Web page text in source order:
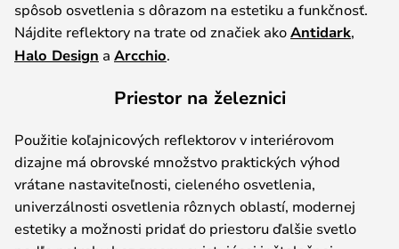
spôsob osvetlenia s dôrazom na estetiku a funkčnosť.
Nájdite reflektory na trate od značiek akoAntidark,
Halo Design a Arcchio.
Priestor na železnici
Použitie koľajnicových reflektorov v interiérovom
dizajne má obrovské množstvo praktických výhod
vrátane nastaviteľnosti, cieleného osvetlenia,
univerzálnosti osvetlenia rôznych oblastí, modernej
estetiky a možnosti pridať do priestoru ďalšie svetlo